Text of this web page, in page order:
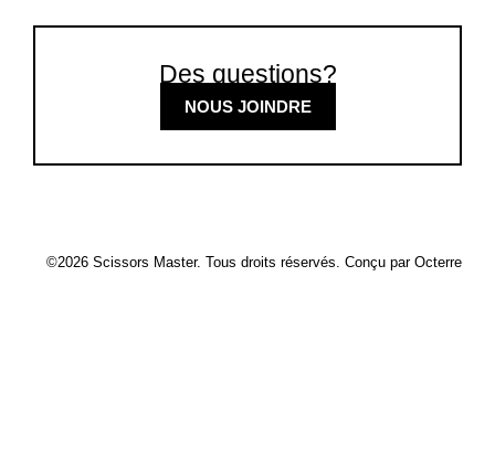
Des questions?
NOUS JOINDRE
©2026 Scissors Master. Tous droits réservés. Conçu par Octerre